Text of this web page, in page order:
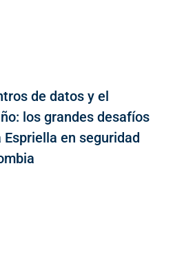
de datos y el
los grandes desafíos
en seguridad